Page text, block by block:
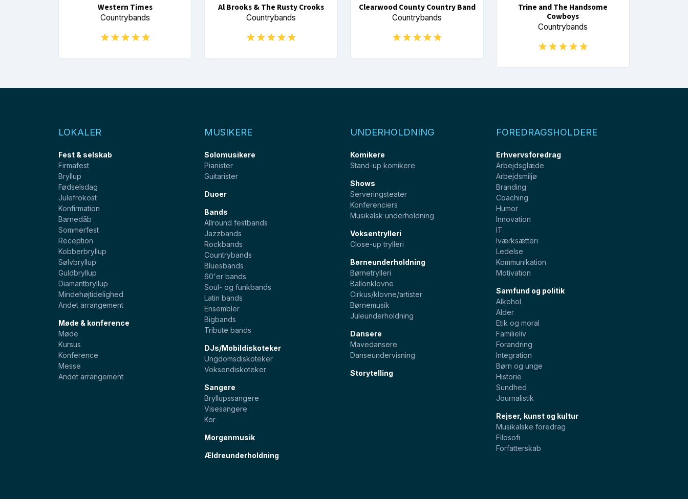
Western Times
Countrybands
Al Brooks & The Rusty Crooks
Countrybands
Clearwood County Country Band
Countrybands
Trine and The Handsome
Cowboys
Countrybands
LOKALER
Fest & selskab
Firmafest
Bryllup
Fødselsdag
Julefrokost
Konfirmation
Barnedåb
Sommerfest
Reception
Kobberbryllup
Sølvbryllup
Guldbryllup
Diamantbryllup
Mindehøjtidelighed
Andet arrangement
Møde & konference
Møde
Kursus
Konference
Messe
Andet arrangement
MUSIKERE
Solomusikere
Pianister
Guitarister
Duoer
Bands
Allround festbands
Jazzbands
Rockbands
Countrybands
Bluesbands
60'er bands
Soul- og funkbands
Latin bands
Ensembler
Bigbands
Tribute bands
DJs/Mobildiskoteker
Ungdomsdiskoteker
Voksendiskoteker
Sangere
Bryllupssangere
Visesangere
Kor
Morgenmusik
Ældreunderholdning
UNDERHOLDNING
Komikere
Stand-up komikere
Shows
Serveringsteater
Konferenciers
Musikalsk underholdning
Voksentrylleri
Close-up trylleri
Børneunderholdning
Børnetrylleri
Ballonklovne
Cirkus/klovne/artister
Børnemusik
Juleunderholdning
Dansere
Mavedansere
Danseundervisning
Storytelling
FOREDRAGSHOLDERE
Erhvervsforedrag
Arbejdsglæde
Arbejdsmiljø
Branding
Coaching
Humor
Innovation
IT
Iværksætteri
Ledelse
Kommunikation
Motivation
Samfund og politik
Alkohol
Alder
Etik og moral
Familieliv
Forandring
Integration
Børn og unge
Historie
Sundhed
Journalistik
Rejser, kunst og kultur
Musikalske foredrag
Filosofi
Forfatterskab